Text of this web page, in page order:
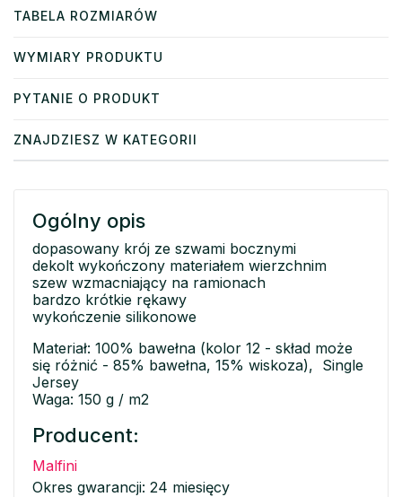
TABELA ROZMIARÓW
WYMIARY PRODUKTU
PYTANIE O PRODUKT
ZNAJDZIESZ W KATEGORII
Ogólny opis
dopasowany krój ze szwami bocznymi
dekolt wykończony materiałem wierzchnim
szew wzmacniający na ramionach
bardzo krótkie rękawy
wykończenie silikonowe
Materiał: 100% bawełna (kolor 12 - skład może
się różnić - 85% bawełna, 15% wiskoza), Single
Jersey
Waga: 150 g / m2
Producent:
Malfini
Okres gwarancji: 24 miesięcy